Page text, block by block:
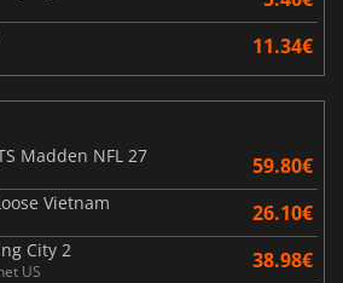
11.34€
Madden NFL 27
59.80€
Vietnam 26.10€
City 2
US 38.98€